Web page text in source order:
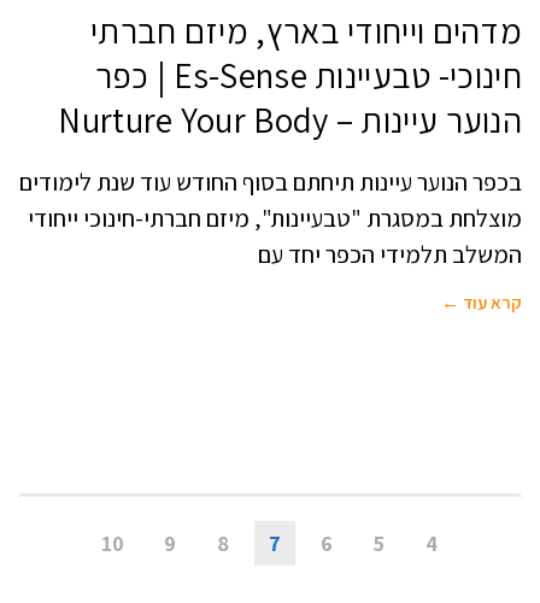
מדהים וייחודי בארץ, מיזם חברתי
חינוכי- טבעיינות Es-Sense | כפר
הנוער עיינות – Nurture Your Body
בכפר הנוער עיינות תיחתם בסוף החודש עוד שנת לימודים
מוצלחת במסגרת "טבעיינות", מיזם חברתי-חינוכי ייחודי
המשלב תלמידי הכפר יחד עם
קרא עוד ←
4
5
6
7
8
9
10